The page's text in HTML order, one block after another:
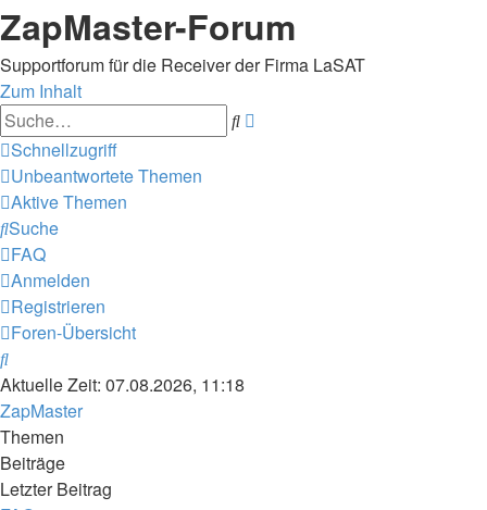
ZapMaster-Forum
Supportforum für die Receiver der Firma LaSAT
Zum Inhalt
Suche
Schnellzugriff
Unbeantwortete Themen
Aktive Themen
Suche
FAQ
Anmelden
Registrieren
Foren-Übersicht
Suche
Aktuelle Zeit: 07.08.2026, 11:18
ZapMaster
Themen
Beiträge
Letzter Beitrag